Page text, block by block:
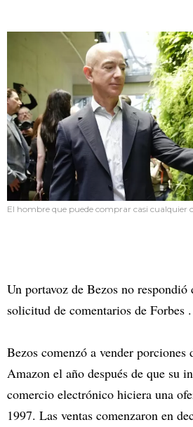
El hombre que puede comprar casi cualquier
Un portavoz de Bezos no
solicitud de comentarios de Forbes .
Bezos comenzó a vender porciones
Amazon el año después de que su
comercio electrónico hiciera una
1997. Las ventas comenzaron en